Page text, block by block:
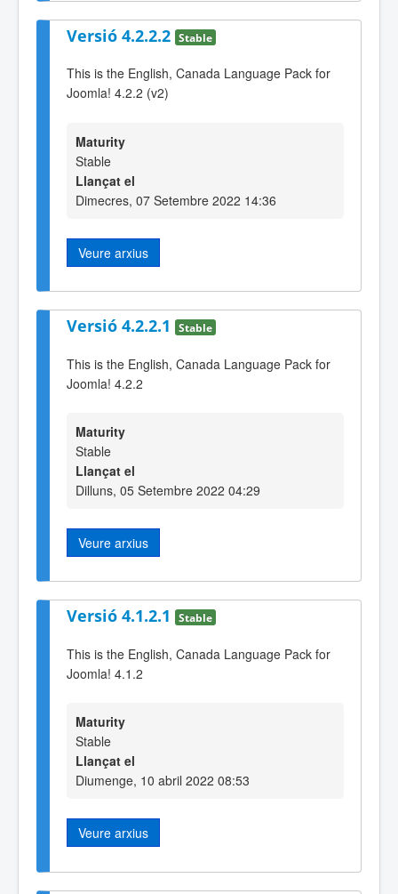
Versió 4.2.2.2 Stable
This is the English, Canada Language Pack for
Joomla! 4.2.2 (v2)
Maturity
Stable
Llançat el
Dimecres, 07 Setembre 2022 14:36
Veure arxius
Versió 4.2.2.1 Stable
This is the English, Canada Language Pack for
Joomla! 4.2.2
Maturity
Stable
Llançat el
Dilluns, 05 Setembre 2022 04:29
Veure arxius
Versió 4.1.2.1 Stable
This is the English, Canada Language Pack for
Joomla! 4.1.2
Maturity
Stable
Llançat el
Diumenge, 10 abril 2022 08:53
Veure arxius